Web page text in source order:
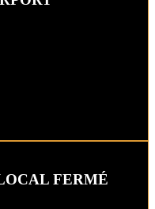
FERMÉ